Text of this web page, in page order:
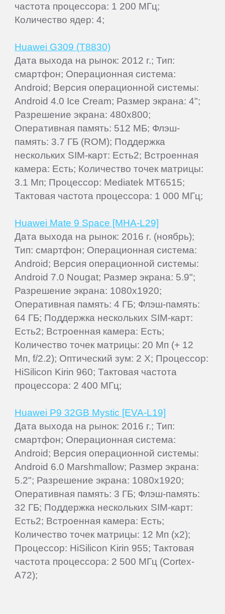
частота процессора: 1 200 МГц;
Количество ядер: 4;
Huawei G309 (T8830)
Дата выхода на рынок: 2012 г.; Тип:
смартфон; Операционная система:
Android; Версия операционной системы:
Android 4.0 Ice Cream; Размер экрана: 4";
Разрешение экрана: 480x800;
Оперативная память: 512 МБ; Флэш-
память: 3.7 ГБ (ROM); Поддержка
нескольких SIM-карт: Есть2; Встроенная
камера: Есть; Количество точек матрицы:
3.1 Мп; Процессор: Mediatek MT6515;
Тактовая частота процессора: 1 000 МГц;
Huawei Mate 9 Space [MHA-L29]
Дата выхода на рынок: 2016 г. (ноябрь);
Тип: смартфон; Операционная система:
Android; Версия операционной системы:
Android 7.0 Nougat; Размер экрана: 5.9";
Разрешение экрана: 1080x1920;
Оперативная память: 4 ГБ; Флэш-память:
64 ГБ; Поддержка нескольких SIM-карт:
Есть2; Встроенная камера: Есть;
Количество точек матрицы: 20 Мп (+ 12
Мп, f/2.2); Оптический зум: 2 Х; Процессор:
HiSilicon Kirin 960; Тактовая частота
процессора: 2 400 МГц;
Huawei P9 32GB Mystic [EVA-L19]
Дата выхода на рынок: 2016 г.; Тип:
смартфон; Операционная система:
Android; Версия операционной системы:
Android 6.0 Marshmallow; Размер экрана:
5.2"; Разрешение экрана: 1080x1920;
Оперативная память: 3 ГБ; Флэш-память:
32 ГБ; Поддержка нескольких SIM-карт:
Есть2; Встроенная камера: Есть;
Количество точек матрицы: 12 Мп (x2);
Процессор: HiSilicon Kirin 955; Тактовая
частота процессора: 2 500 МГц (Cortex-
A72);